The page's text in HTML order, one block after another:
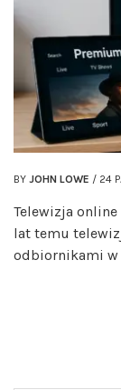
BY JOHN LOWE / 24
Telewizja
lat temu
odbiornikami w